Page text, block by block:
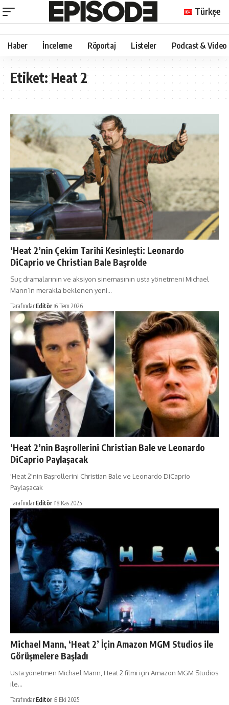
Türkçe
Haber İnceleme Röportaj Listeler Podcast & Video
Etiket:Heat 2
‘Heat 2’nin Çekim Tarihi Kesinleşti: Leonardo
DiCaprio ve Christian Bale Başrolde
Suç dramalarının ve aksiyon sinemasının usta yönetmeni Michael
Mann’in merakla beklenen yeni…
TarafındanEditör 6 Tem 2026
‘Heat 2’nin Başrollerini Christian Bale ve Leonardo
DiCaprio Paylaşacak
'Heat 2'nin Başrollerini Christian Bale ve Leonardo DiCaprio
Paylaşacak
TarafındanEditör 18 Kas 2025
Michael Mann, ‘Heat 2’ İçin Amazon MGM Studios ile
Görüşmelere Başladı
Usta yönetmen Michael Mann, Heat 2 filmi için Amazon MGM Studios
ile…
TarafındanEditör 8 Eki 2025